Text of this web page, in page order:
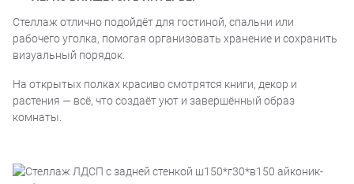
Стеллаж отлично подойдёт для гостиной, спальни или
рабочего уголка, помогая организовать хранение и сохранить
визуальный порядок.
На открытых полках красиво смотрятся книги, декор и
растения — всё, что создаёт уют и завершённый образ
комнаты.